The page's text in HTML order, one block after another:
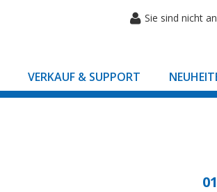
Sie sind nicht
VERKAUF & SUPPORT